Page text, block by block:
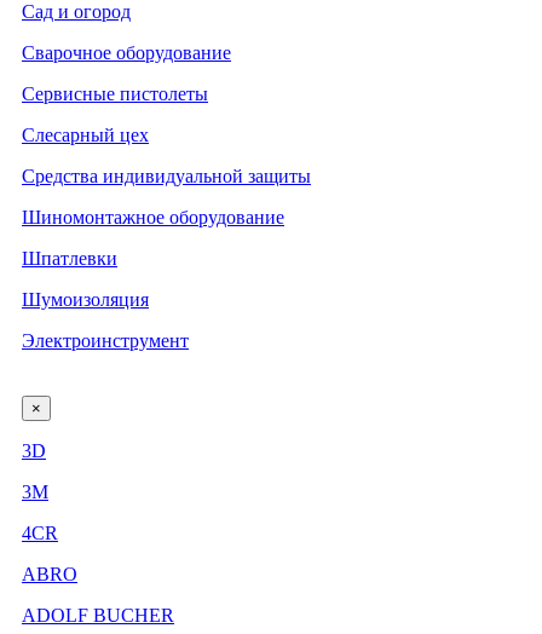
Сад и огород
Сварочное оборудование
Сервисные пистолеты
Слесарный цех
Средства индивидуальной защиты
Шиномонтажное оборудование
Шпатлевки
Шумоизоляция
Электроинструмент
×
3D
3М
4CR
ABRO
ADOLF BUCHER